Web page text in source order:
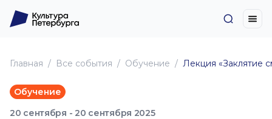
Главная Все события Обучение Лекция «Заклятие
Обучение
20 сентября - 20 сентября 2025